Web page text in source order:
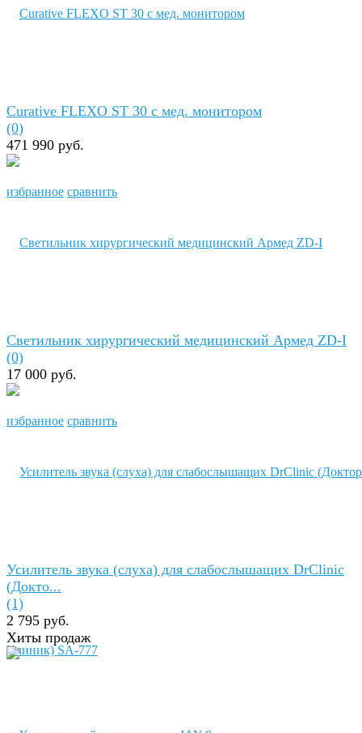
избранное сравнить
Curative FLEXO ST 30 с мед. монитором
(0)
471 990 руб.
избранное сравнить
Светильник хирургический медицинский Армед ZD-I
(0)
17 000 руб.
Усилитель звука (слуха) для слабослышащих DrClinic
(Докто...
(1)
2 795 руб.
Хиты продаж